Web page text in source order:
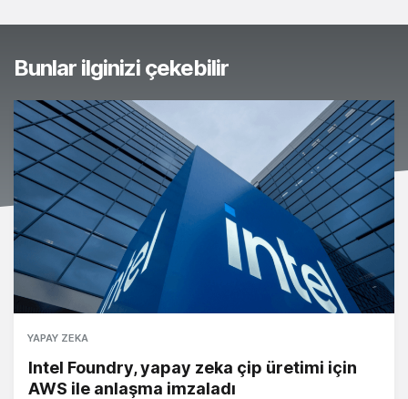
Bunlar ilginizi çekebilir
YAPAY ZEKA
Intel Foundry, yapay zeka çip üretimi için
AWS ile anlaşma imzaladı